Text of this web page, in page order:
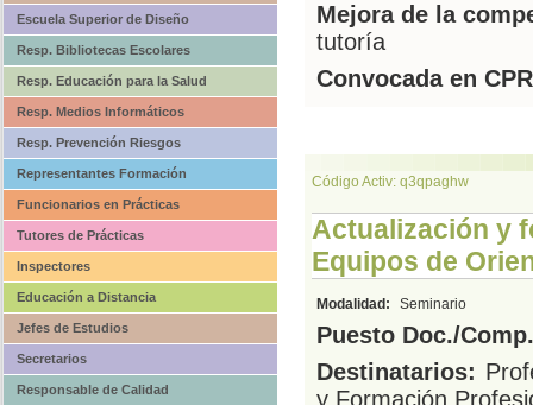
Escuela Superior de Diseño
Resp. Bibliotecas Escolares
Resp. Educación para la Salud
Resp. Medios Informáticos
Resp. Prevención Riesgos
Representantes Formación
Funcionarios en Prácticas
Tutores de Prácticas
Inspectores
Educación a Distancia
Jefes de Estudios
Secretarios
Responsable de Calidad
Mejora de la
tutoría
Convocada en
Código Activ: q3qpaghw
Actualización y
Equipos de
Modalidad: Seminario
Puesto Doc./
Destinatarios:
y Formación